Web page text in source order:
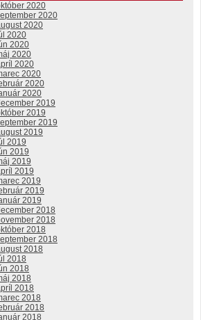
2020
2020
2020
2020
2020
2020
2020
2020
2020
2020
2019
2019
2019
2019
2019
2019
2019
2019
2019
2019
2019
2018
2018
2018
2018
2018
2018
2018
2018
2018
2018
2018
2018